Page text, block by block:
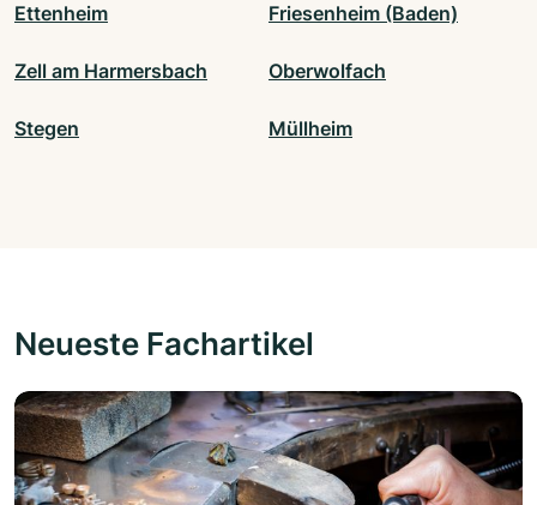
Ettenheim Friesenheim (Baden)
Zell am Harmersbach Oberwolfach
Stegen Müllheim
Neueste Fachartikel